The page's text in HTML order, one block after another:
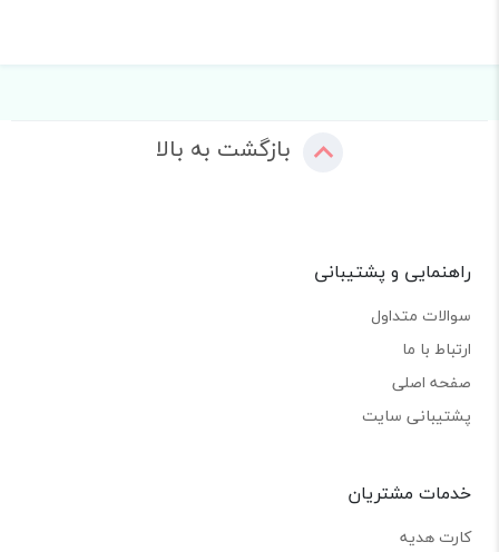
بازگشت به بالا
راهنمایی و پشتیبانی
سوالات متداول
ارتباط با ما
صفحه اصلی
پشتیبانی سایت
خدمات مشتریان
کارت هدیه